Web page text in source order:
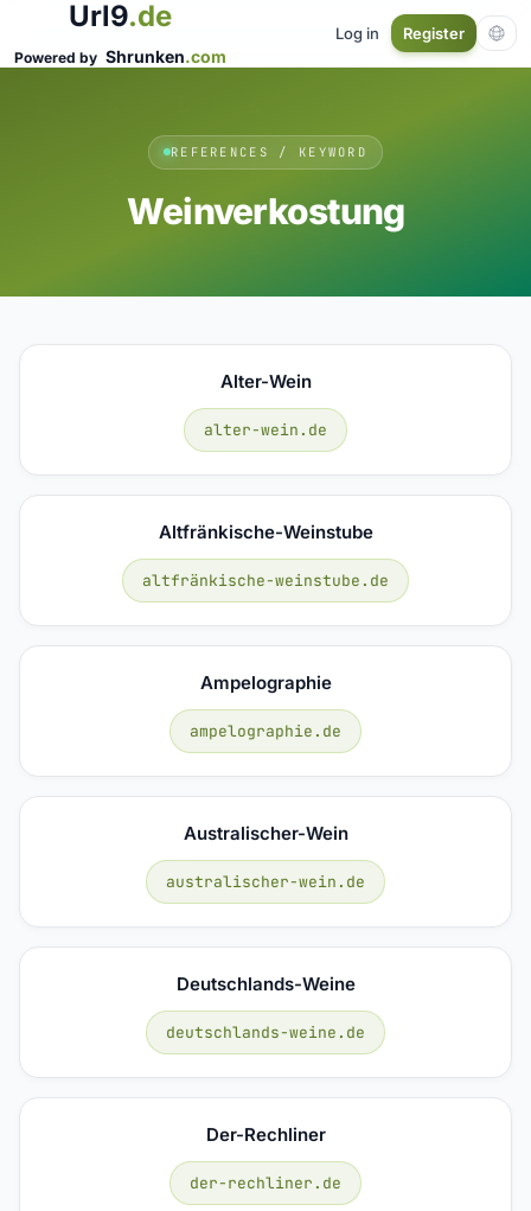
Url9.de
Powered by Shrunken.com
Log in Register
REFERENCES / KEYWORD
Weinverkostung
Alter-Wein
alter-wein.de
Altfränkische-Weinstube
altfränkische-weinstube.de
Ampelographie
ampelographie.de
Australischer-Wein
australischer-wein.de
Deutschlands-Weine
deutschlands-weine.de
Der-Rechliner
der-rechliner.de